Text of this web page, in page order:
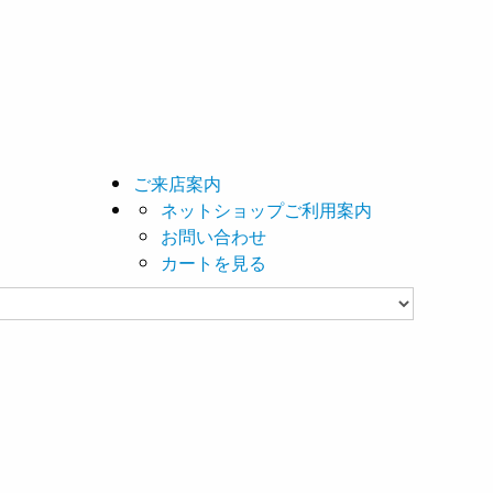
ご来店案内
ネットショップご利用案内
お問い合わせ
カートを見る